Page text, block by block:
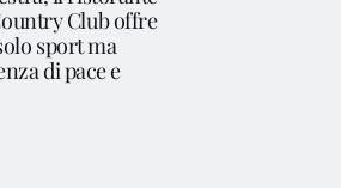
Club offre
sport ma
di pace e